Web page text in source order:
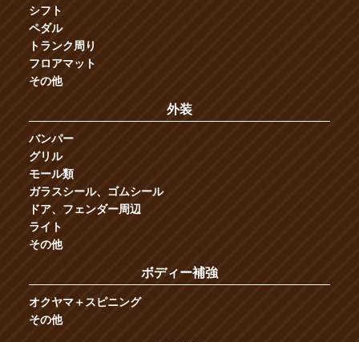
シフト
ペダル
トランク周り
フロアマット
その他
外装
バンパー
グリル
モール類
ガラスシール、ゴムシール
ドア、フェンダー周辺
ライト
その他
ボディー補強
オクヤマ＋スピニング
その他